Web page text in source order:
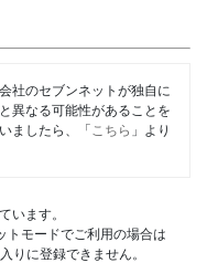
社のセブンネットが独自に
異なる可能性があることを
ましたら、「 こちら 」より
います。
トモードでご利用の場合は
りに登録できません。